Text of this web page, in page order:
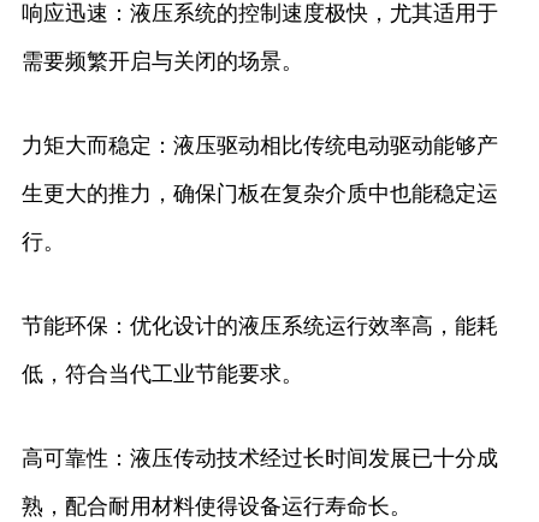
响应迅速：液压系统的控制速度极快，尤其适用于
需要频繁开启与关闭的场景。
力矩大而稳定：液压驱动相比传统电动驱动能够产
生更大的推力，确保门板在复杂介质中也能稳定运
行。
节能环保：优化设计的液压系统运行效率高，能耗
低，符合当代工业节能要求。
高可靠性：液压传动技术经过长时间发展已十分成
熟，配合耐用材料使得设备运行寿命长。